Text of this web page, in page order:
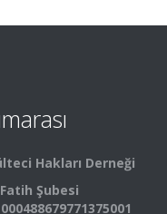
Hakları Derneği
Şubesi